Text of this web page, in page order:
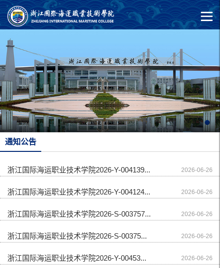
通知公告
浙江国际海运职业技术学院2026-Y-004139... 2026-06-26
浙江国际海运职业技术学院2026-Y-004124... 2026-06-26
浙江国际海运职业技术学院2026-S-003757... 2026-06-26
浙江国际海运职业技术学院2026-S-00375... 2026-06-26
浙江国际海运职业技术学院2026-Y-00453... 2026-06-26